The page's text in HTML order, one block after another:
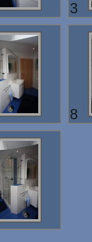
3
8